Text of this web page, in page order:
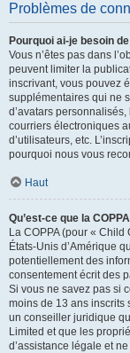
Problèmes de
Pourquoi ai-je besoin
Vous n’êtes pas dans
peuvent limiter la
inscrivant, vous pouvez
supplémentaires qui ne
d’avatars
courriers électroniques
d’utilisateurs, etc.
pourquoi nous vous
Haut
Qu’est-ce que la
La COPPA (pour «
États-Unis d’Amérique
potentiellement des
consentement écrit des
Si vous ne savez pas si
moins de 13 ans inscrits
un conseiller juridique
Limited et que les
d’assistance légale et